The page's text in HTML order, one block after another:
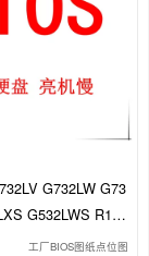
G732LW G73
G532LWS R1.3
工厂BIOS图纸点位图